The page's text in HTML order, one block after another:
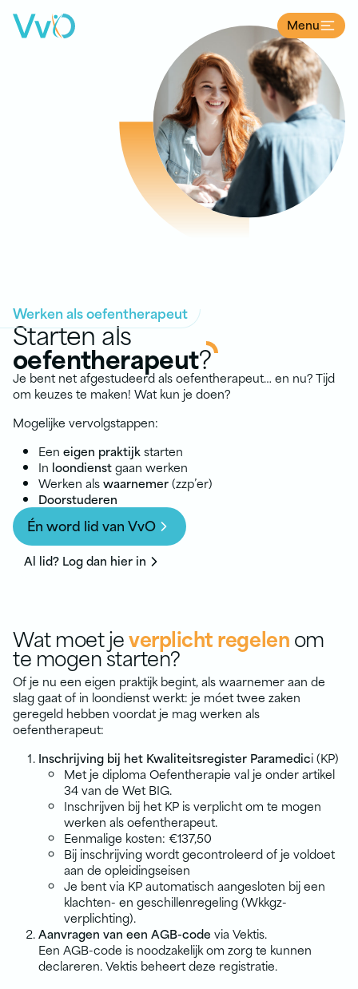
Ga naar de inhoud Menu
Werken als oefentherapeut
Starten als
oefentherapeut?
Je bent net afgestudeerd als oefentherapeut… en nu? Tijd
om keuzes te maken! Wat kun je doen?
Mogelijke vervolgstappen:
Een eigen praktijkstarten
In loondienstgaan werken
Werken alswaarnemer(zzp’er)
Doorstuderen
Én word lid van VvO
Al lid? Log dan hier in
Wat moet jeverplicht regelenom
te mogen starten?
Of je nu een eigen praktijk begint, als waarnemer aan de
slag gaat of in loondienst werkt: je móet twee zaken
geregeld hebben voordat je mag werken als
oefentherapeut:
Inschrijving bij het Kwaliteitsregister Paramedici (KP)
Met je diploma Oefentherapie val je onder artikel
34 van de Wet BIG.
Inschrijven bij het KP is verplicht om te mogen
werken als oefentherapeut.
Eenmalige kosten: €137,50
Bij inschrijving wordt gecontroleerd of je voldoet
aan de opleidingseisen
Je bent via KP automatisch aangesloten bij een
klachten- en geschillenregeling (Wkkgz-
verplichting).
Aanvragen van een AGB-code via Vektis.
Een AGB-code is noodzakelijk om zorg te kunnen
declareren. Vektis beheert deze registratie.